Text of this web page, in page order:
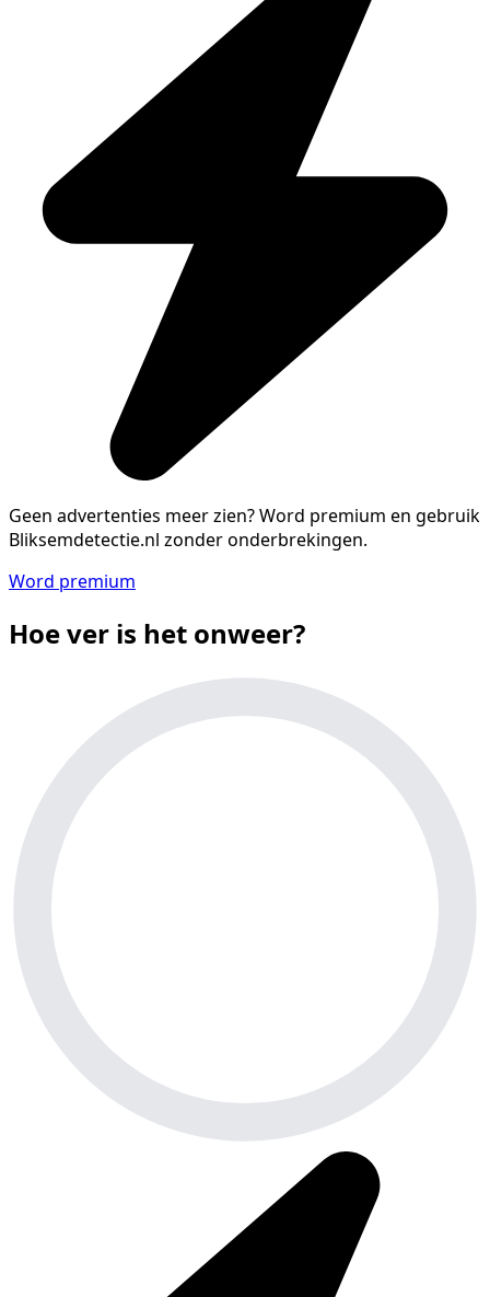
Geen advertenties meer zien?Word premium en gebruik
Bliksemdetectie.nl zonder onderbrekingen.
Word premium
Hoe ver is het onweer?